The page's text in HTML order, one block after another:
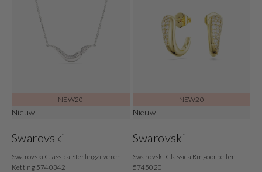
NEW20
Nieuw
Swarovski
Swarovski Classica Sterlingzilveren
Ketting 5740342
NEW20
Nieuw
Swarovski
Swarovski Classica Ringoorbellen
5745020